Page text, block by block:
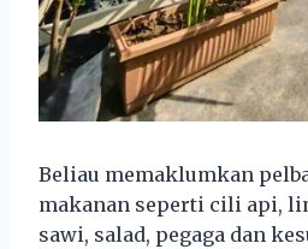
Beliau memaklumkan
makanan seperti cili api,
sawi, salad, pegaga dan